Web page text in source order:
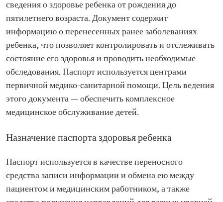
сведения о здоровье ребенка от рождения до
пятилетнего возраста. Документ содержит
информацию о перенесенных ранее заболеваниях
ребенка, что позволяет контролировать и отслеживать
состояние его здоровья и проводить необходимые
обследования. Паспорт используется центрами
первичной медико-санитарной помощи. Цель ведения
этого документа — обеспечить комплексное
медицинское обслуживание детей.
Назначение паспорта здоровья ребенка
Паспорт используется в качестве переносного
средства записи информации и обмена ею между
пациентом и медицинским работником, а также